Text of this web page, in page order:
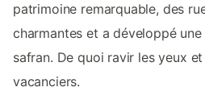
patrimoine remarquable, des
charmantes et a développé
safran. De quoi ravir les yeux
vacanciers.